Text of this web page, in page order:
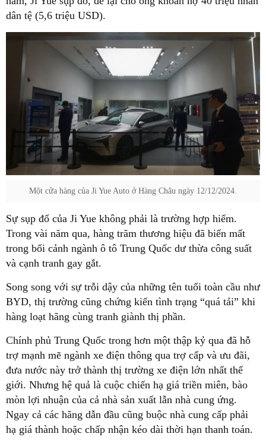
dân tệ (5,6 triệu USD).
Một cửa hàng của Ji Yue Auto ở Hàng Châu ngày 12/12/2024.
Sự sụp đổ của Ji Yue không phải là trường hợp hiếm.
Trong vài năm qua, hàng trăm thương hiệu đã biến mất
trong bối cảnh ngành ô tô Trung Quốc dư thừa công suất
và cạnh tranh gay gắt.
Song song với sự trỗi dậy của những tên tuổi toàn cầu như
BYD, thị trường cũng chứng kiến tình trạng “quá tải” khi
hàng loạt hãng cùng tranh giành thị phần.
Chính phủ Trung Quốc trong hơn một thập kỷ qua đã hỗ
trợ mạnh mẽ ngành xe điện thông qua trợ cấp và ưu đãi,
đưa nước này trở thành thị trường xe điện lớn nhất thế
giới. Nhưng hệ quả là cuộc chiến hạ giá triền miên, bào
mòn lợi nhuận của cả nhà sản xuất lẫn nhà cung ứng.
Ngay cả các hãng dẫn đầu cũng buộc nhà cung cấp phải
hạ giá thành hoặc chấp nhận kéo dài thời hạn thanh toán.